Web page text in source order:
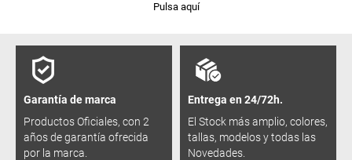
Pulsa aquí
Garantía de marca
Productos Oficiales, con 2
años de garantía ofrecida
por la marca.
Entrega en 24/72h.
El Stock más amplio, colores,
tallas, modelos y todas las
Novedades.